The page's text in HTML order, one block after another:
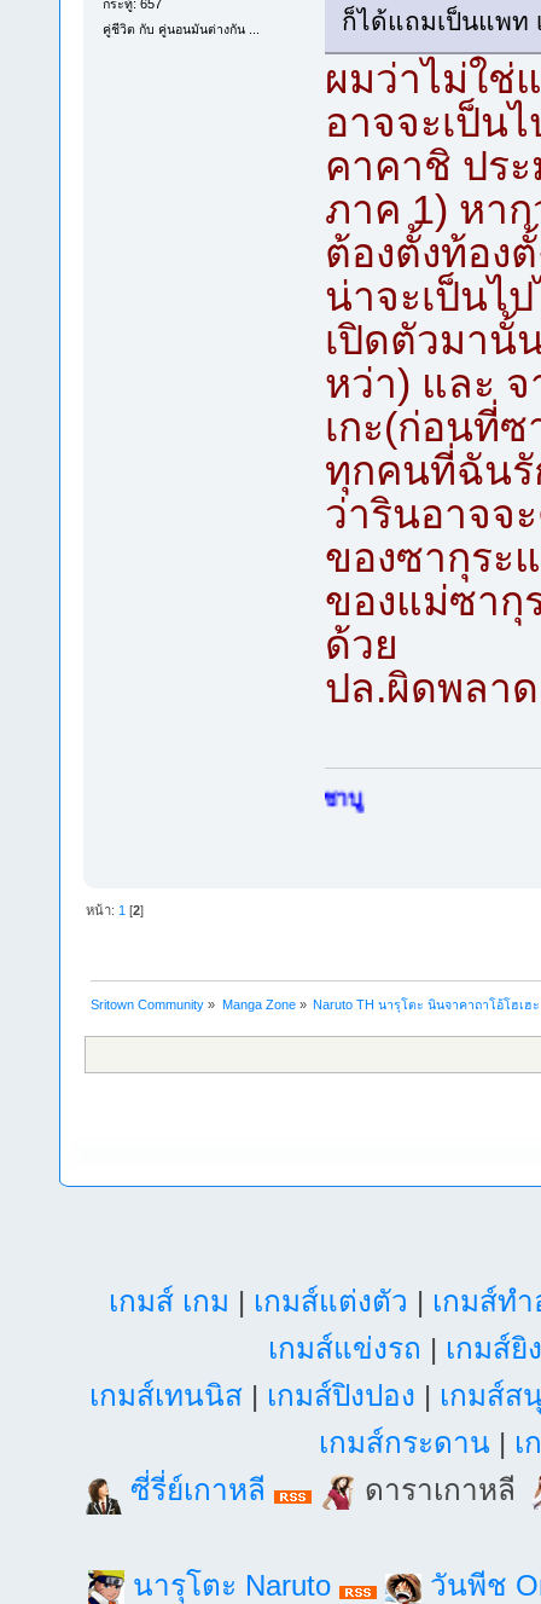
กระทู้: 657
คู่ชีวิต กับ คู่นอนมันต่างกัน ...
ก็ได้แถมเป็นแพท
ผมว่าไม่ใช่
อาจจะเป็น
คาคาชิ ปร
ภาค 1) หา
ต้องตั้งท้อง
น่าจะเป็นไ
เปิดตัวมานั้
หว่า) และ
เกะ(ก่อนที่
ทุกคนที่ฉันรั
ว่ารินอาจจ
ของซากุระ
ของแม่ซากุ
ด้วย
ปล.ผิดพลา
หน้า: 1 [2]
Sritown Community » Manga Zone» Naruto TH นารุโตะ นินจาคาถาโอ้โฮเฮ
เกมส์ เกม | เกมส์แต่งตัว | เกมส์ท
เกมส์แข่งรถ | เกมส์ยิ
เกมส์เทนนิส| เกมส์ปิงปอง | เกมส์ส
เกมส์กระดาน | เ
ซี่รี่ย์เกาหลี
ดาราเกาหลี
นารุโตะ Naruto
วันพีช